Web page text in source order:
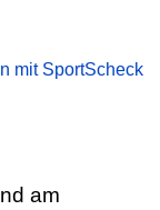
mit SportScheck
am